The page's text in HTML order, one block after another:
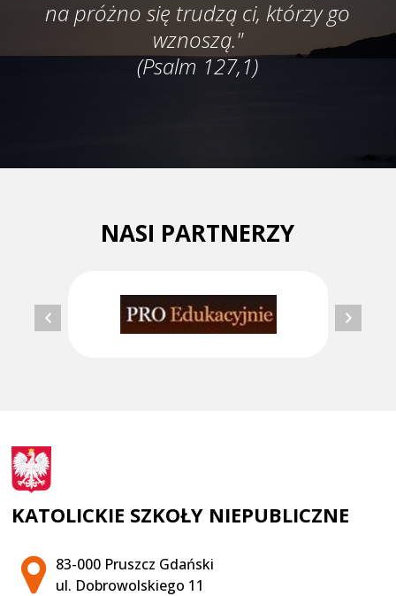
na próżno się trudzą ci, którzy go
wznoszą."
(Psalm 127,1)
NASI PARTNERZY
KATOLICKIE SZKOŁY NIEPUBLICZNE
Adres pocztowy:
83-000 Pruszcz Gdański
ul. Dobrowolskiego 11